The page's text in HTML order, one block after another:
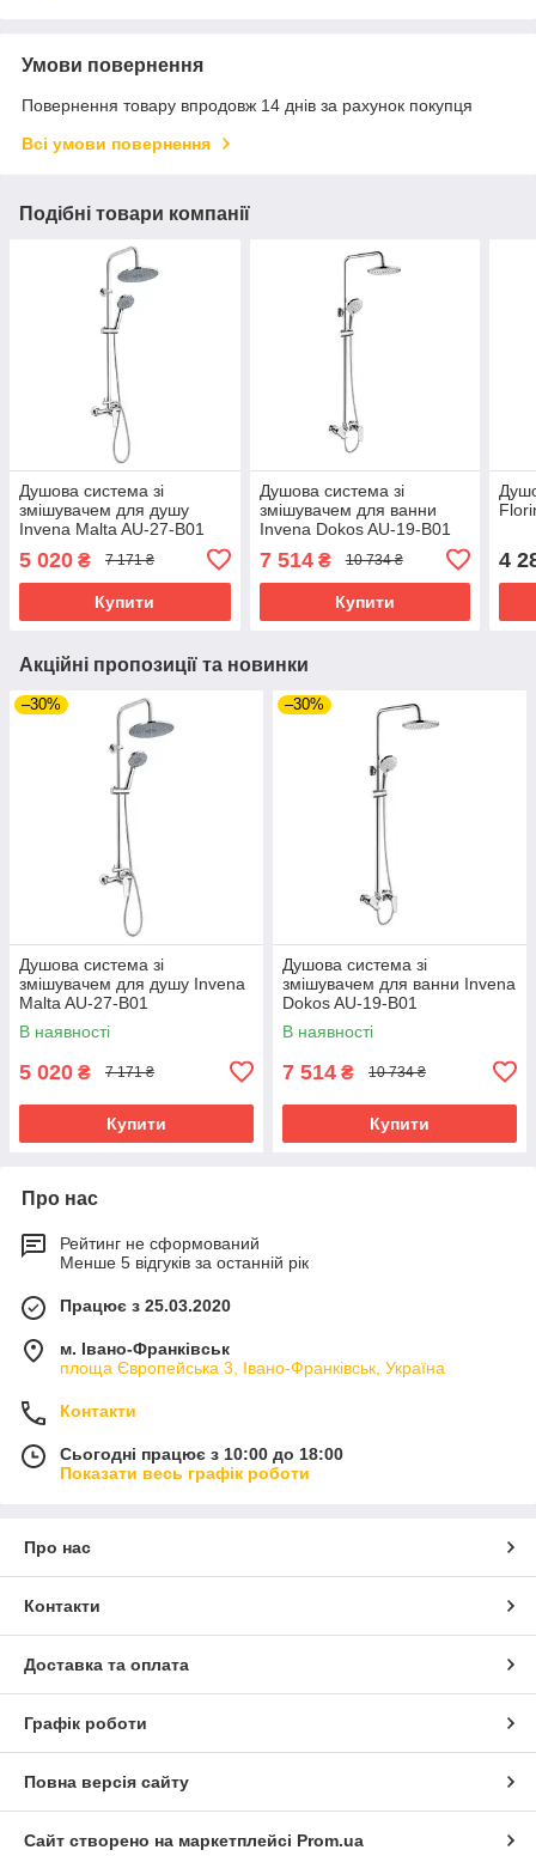
Умови повернення
Повернення товару впродовж 14 днів за рахунок покупця
Всі умови повернення
Подібні товари компанії
Душова система зі
змішувачем для душу
Invena Malta AU-27-B01
5 020 ₴ 7 171 ₴
Купити
Душова система зі
змішувачем для ванни
Invena Dokos AU-19-B01
7 514₴ 10 734 ₴
Купити
4
Акційні пропозиції та новинки
–30%
Душова система зі
змішувачем для душу Invena
Malta AU-27-B01
В наявності
5 020 ₴ 7 171 ₴
Купити
–30%
Душова система зі
змішувачем для ванни Invena
Dokos AU-19-B01
В наявності
7 514 ₴ 10 734 ₴
Купити
Про нас
Рейтинг не сформований
Менше 5 відгуків за останній рік
Працює з 25.03.2020
м. Івано-Франківськ
площа Європейська 3, Івано-Франківськ, Україна
Контакти
Сьогодні працює з 10:00 до 18:00
Показати весь графік роботи
Про нас
Контакти
Доставка та оплата
Графік роботи
Повна версія сайту
Сайт створено на маркетплейсі Prom.ua